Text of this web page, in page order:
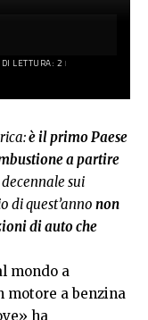
LETTURA: 2
è il primo Paese
a partire
sui
di quest’anno non
di auto che
mondo a
motore a benzina
ha